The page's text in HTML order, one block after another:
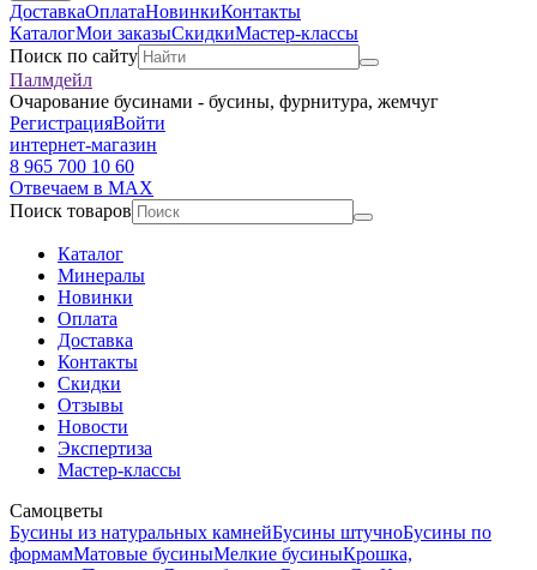
ДоставкаОплатаНовинкиКонтакты
КаталогМои заказыСкидкиМастер-классы
Поиск по сайту
Палмдейл
Очарование бусинами - бусины, фурнитура, жемчуг
РегистрацияВойти
интернет-магазин
8 965 700 10 60
Отвечаем в MAX
Поиск товаров
Каталог
Минералы
Новинки
Оплата
Доставка
Контакты
Скидки
Отзывы
Новости
Экспертиза
Мастер-классы
Самоцветы
Бусины из натуральных камнейБусины штучноБусины по
формамМатовые бусиныМелкие бусиныКрошка,